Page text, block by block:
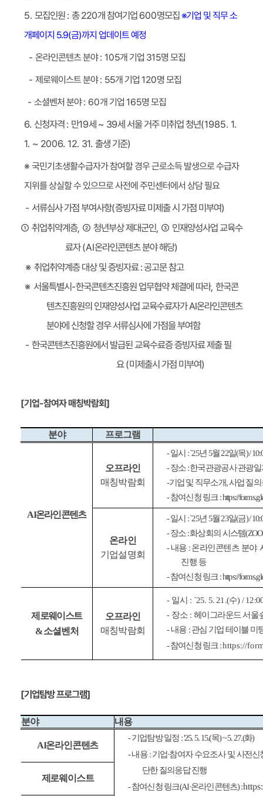
5. 모집인원: 총220개 참여기업600명모집※기업 및 직무 소
개페이지 5.9(금)까지 업데이트 예정
-온라인콘텐츠 분야: 105개 기업 315명 모집
-제로웨이스트 분야: 55개 기업120명 모집
-소셜벤처 분야: 60개 기업165명 모집
6. 신청자격: 만19세 ~ 39세 서울 거주 미취업 청년(1985. 1.
1. ~ 2006. 12. 31.출생 기준)
※ 국민기초생활수급자가 참여할 경우 근로소득 발생으로 수급자
지위를 상실할 수 있으므로 사전에 주민센터에서 상담 필요
- 서류심사 가점 부여사항(증빙자료 미제출 시 가점 미부여)
① 취업취약계층, ② 청년부상 제대군인, ③ 인재양성사업 교육수
료자(AI온라인콘텐츠 분야 해당)
※ 취업취약계층 대상 및 증빙자료 : 공고문 참고
※서울특별시-한국콘텐츠진흥원 업무협약 체결에 따라,한국콘
텐츠진흥원의 인재양성사업 교육수료자가 AI온라인콘텐츠
분야에 신청할 경우 서류심사에 가점을 부여함
- 한국콘텐츠진흥원에서 발급된 교육수료증 증빙자료 제출 필
요(미제출시 가점 미부여)
[기업-참여자 매칭박람회]
분야 프로그램
AI온라인콘텐츠
오프라인
매칭박람회
- 일시 : `25년 5월 22일(목) /
-장소:한국관광공사 관광
-기업 및 직무소개,사업 질
-참여신청 링크 : https://
온라인
기업설명회
-일시 : `25년 5월 23일(금) /
-장소:화상회의 시스템
-내용 :온라인콘텐츠 분야
진행 등
-참여신청 링크 : https://
제로웨이스트
&소셜벤처
오프라인
매칭박람회
- 일시 : `25. 5. 21.(수) /
- 장소 : 헤이그라운드 서울
-내용 :관심 기업 테이블 미
-참여신청 링크 :https://
[기업탐방 프로그램]
분야 내용
AI온라인콘텐츠
-기업탐방 일정 : '25. 5. 15.(목) ~ 5. 27.(화)
-내용:기업·참여자 수요조사 및 사전
단한 질의응답 진행
-참여신청 링크(AI·온라인콘텐츠) :
제로웨이스트